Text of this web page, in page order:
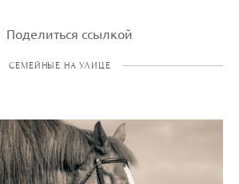
Поделиться ссылкой
СЕМЕЙНЫЕ НА УЛИЦЕ